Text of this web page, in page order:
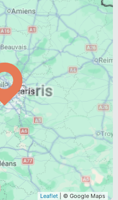
Leaflet | © Google Maps